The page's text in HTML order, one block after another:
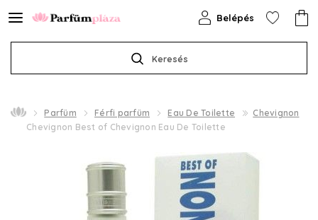
Keresés
Belépés
Parfüm Férfi parfüm Eau De Toilette
Chevignon
Chevignon Best of Chevignon Eau De Toilette